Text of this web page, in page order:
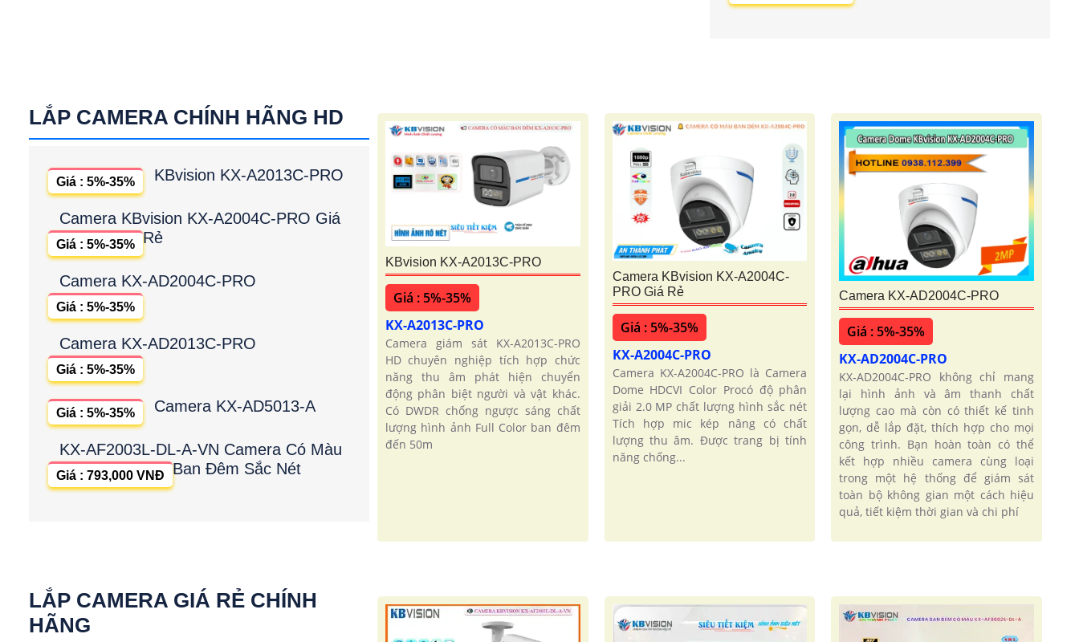
LẮP CAMERA CHÍNH HÃNG HD
KBvision KX-A2013C-PRO
Giá : 5%-35%
Camera KBvision KX-A2004C-PRO Giá
Rẻ
Giá : 5%-35%
Camera KX-AD2004C-PRO
Giá : 5%-35%
Camera KX-AD2013C-PRO
Giá : 5%-35%
Camera KX-AD5013-A
Giá : 5%-35%
KX-AF2003L-DL-A-VN Camera Có Màu
Ban Đêm Sắc Nét
Giá : 793,000 VNĐ
KBvision KX-A2013C-PRO
Giá : 5%-35%
KX-A2013C-PRO
Camera giám sát KX-A2013C-PRO
HD chuyên nghiệp tích hợp chức
năng thu âm phát hiện chuyển
động phân biệt người và vật khác.
Có DWDR chống ngược sáng chất
lượng hình ảnh Full Color ban đêm
đến 50m
Camera KBvision KX-A2004C-
PRO Giá Rẻ
Giá : 5%-35%
KX-A2004C-PRO
Camera KX-A2004C-PRO là Camera
Dome HDCVI Color Procó độ phân
giải 2.0 MP chất lượng hình sắc nét
Tích hợp mic kép nâng có chất
lượng thu âm. Được trang bị tính
năng chống...
Camera KX-AD2004C-PRO
Giá : 5%-35%
KX-AD2004C-PRO
KX‑AD2004C‑PRO không chỉ mang
lại hình ảnh và âm thanh chất
lượng cao mà còn có thiết kế tinh
gọn, dễ lắp đặt, thích hợp cho mọi
công trình. Bạn hoàn toàn có thể
kết hợp nhiều camera cùng loại
trong một hệ thống để giám sát
toàn bộ không gian một cách hiệu
quả, tiết kiệm thời gian và chi phí
LẮP CAMERA GIÁ RẺ CHÍNH
HÃNG